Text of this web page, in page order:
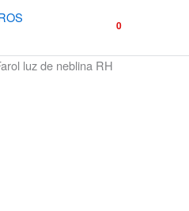
0
luz de neblina RH